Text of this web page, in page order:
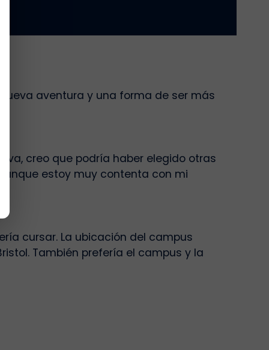
aventura y una forma de ser más
creo que podría haber elegido otras
, aunque estoy muy contenta con mi
cursar. La ubicación del campus
También prefería el campus y la